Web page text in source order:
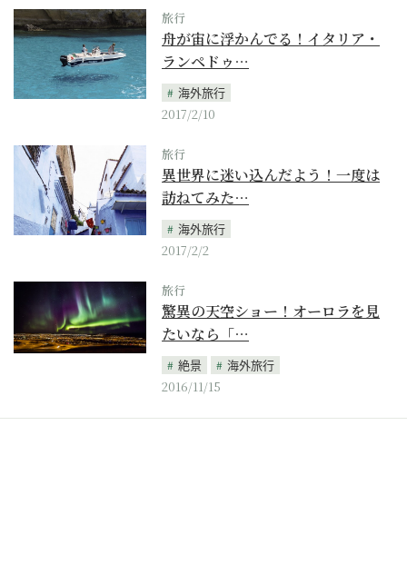
旅行
舟が宙に浮かんでる！イタリア・
ランペドゥ…
海外旅行
2017/2/10
旅行
異世界に迷い込んだよう！一度は
訪ねてみた…
海外旅行
2017/2/2
旅行
驚異の天空ショー！オーロラを見
たいなら「…
絶景
海外旅行
2016/11/15